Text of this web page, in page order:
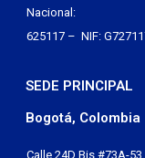
Nacional:
625117 – NIF:
SEDE PRINCIPAL
Bogotá, Colombia
Calle 24D Bis #73A-